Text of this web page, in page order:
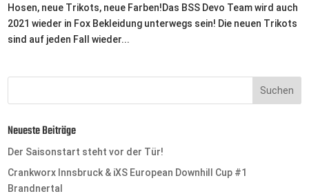
Hosen, neue Trikots, neue Farben!Das BSS Devo Team wird auch
2021 wieder in Fox Bekleidung unterwegs sein! Die neuen Trikots
sind auf jeden Fall wieder...
Neueste Beiträge
Der Saisonstart steht vor der Tür!
Crankworx Innsbruck & iXS European Downhill Cup #1
Brandnertal